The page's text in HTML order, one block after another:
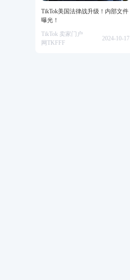
TikTok美国法律战升级！内部文件
曝光！
TikTok 卖家门户
网TKFFF
2024-10-17